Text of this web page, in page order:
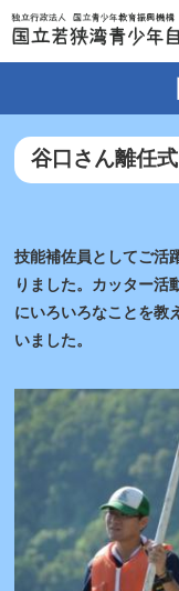
谷口さん離任式
技能補佐員としてご活
りました。カッター活
にいろいろなことを教
いました。